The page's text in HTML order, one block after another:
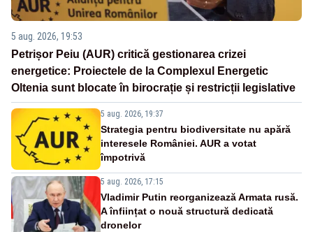
5 aug. 2026, 19:53
Petrișor Peiu (AUR) critică gestionarea crizei
energetice: Proiectele de la Complexul Energetic
Oltenia sunt blocate în birocrație și restricții legislative
5 aug. 2026, 19:37
Strategia pentru biodiversitate nu apără
interesele României. AUR a votat
împotrivă
5 aug. 2026, 17:15
Vladimir Putin reorganizează Armata rusă.
A înființat o nouă structură dedicată
dronelor